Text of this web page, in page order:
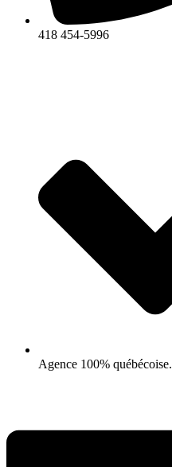
418 454-5996
Agence 100% québécoise.